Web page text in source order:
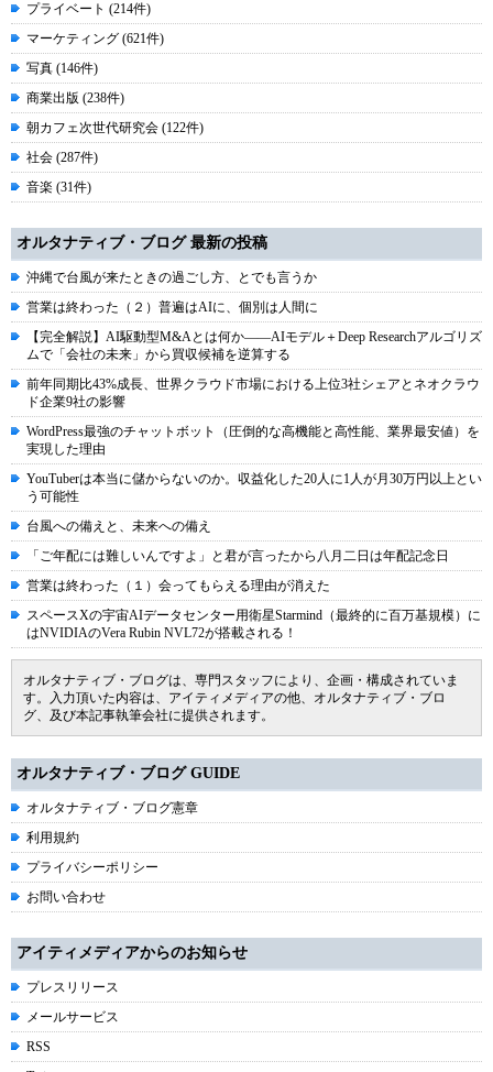
プライベート (214件)
マーケティング (621件)
写真 (146件)
商業出版 (238件)
朝カフェ次世代研究会 (122件)
社会 (287件)
音楽 (31件)
オルタナティブ・ブログ 最新の投稿
沖縄で台風が来たときの過ごし方、とでも言うか
営業は終わった（２）普遍はAIに、個別は人間に
【完全解説】AI駆動型M&Aとは何か――AIモデル＋Deep Researchアルゴリズ
ムで「会社の未来」から買収候補を逆算する
前年同期比43%成長、世界クラウド市場における上位3社シェアとネオクラウ
ド企業9社の影響
WordPress最強のチャットボット（圧倒的な高機能と高性能、業界最安値）を
実現した理由
YouTuberは本当に儲からないのか。収益化した20人に1人が月30万円以上とい
う可能性
台風への備えと、未来への備え
「ご年配には難しいんですよ」と君が言ったから八月二日は年配記念日
営業は終わった（１）会ってもらえる理由が消えた
スペースXの宇宙AIデータセンター用衛星Starmind（最終的に百万基規模）に
はNVIDIAのVera Rubin NVL72が搭載される！
オルタナティブ・ブログは、専門スタッフにより、企画・構成されていま
す。入力頂いた内容は、アイティメディアの他、オルタナティブ・ブロ
グ、及び本記事執筆会社に提供されます。
オルタナティブ・ブログ GUIDE
オルタナティブ・ブログ憲章
利用規約
プライバシーポリシー
お問い合わせ
アイティメディアからのお知らせ
プレスリリース
メールサービス
RSS